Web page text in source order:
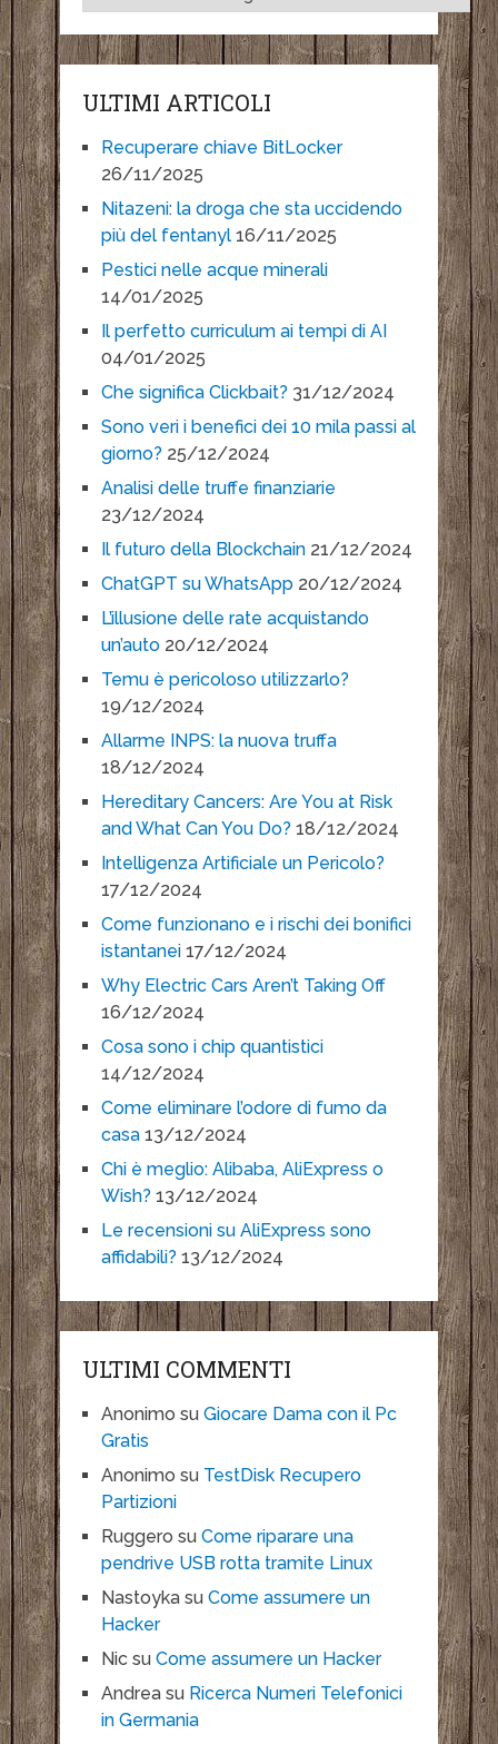
ULTIMI ARTICOLI
Recuperare chiave BitLocker
26/11/2025
Nitazeni: la droga che sta uccidendo
più del fentanyl 16/11/2025
Pestici nelle acque minerali
14/01/2025
Il perfetto curriculum ai tempi di AI
04/01/2025
Che significa Clickbait? 31/12/2024
Sono veri i benefici dei 10 mila passi al
giorno? 25/12/2024
Analisi delle truffe finanziarie
23/12/2024
Il futuro della Blockchain 21/12/2024
ChatGPT su WhatsApp 20/12/2024
L’illusione delle rate acquistando
un’auto 20/12/2024
Temu è pericoloso utilizzarlo?
19/12/2024
Allarme INPS: la nuova truffa
18/12/2024
Hereditary Cancers: Are You at Risk
and What Can You Do? 18/12/2024
Intelligenza Artificiale un Pericolo?
17/12/2024
Come funzionano e i rischi dei bonifici
istantanei 17/12/2024
Why Electric Cars Aren’t Taking Off
16/12/2024
Cosa sono i chip quantistici
14/12/2024
Come eliminare l’odore di fumo da
casa 13/12/2024
Chi è meglio: Alibaba, AliExpress o
Wish? 13/12/2024
Le recensioni su AliExpress sono
affidabili? 13/12/2024
ULTIMI COMMENTI
Anonimo su Giocare Dama con il Pc
Gratis
Anonimo su TestDisk Recupero
Partizioni
Ruggero su Come riparare una
pendrive USB rotta tramite Linux
Nastoykasu Come assumere un
Hacker
Nicsu Come assumere un Hacker
Andreasu Ricerca Numeri Telefonici
in Germania